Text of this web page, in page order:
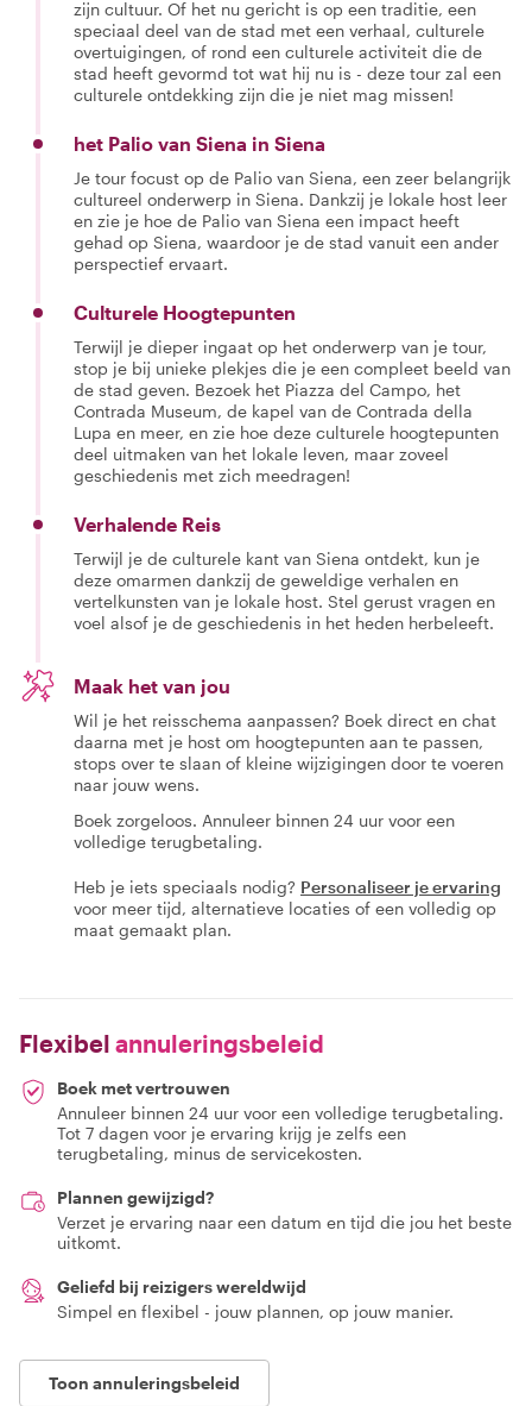
zijn cultuur. Of het nu gericht is op een traditie, een
speciaal deel van de stad met een verhaal, culturele
overtuigingen, of rond een culturele activiteit die de
stad heeft gevormd tot wat hij nu is - deze tour zal een
culturele ontdekking zijn die je niet mag missen!
het Palio van Siena in Siena
Je tour focust op de Palio van Siena, een zeer belangrijk
cultureel onderwerp in Siena. Dankzij je lokale host leer
en zie je hoe de Palio van Siena een impact heeft
gehad op Siena, waardoor je de stad vanuit een ander
perspectief ervaart.
Culturele Hoogtepunten
Terwijl je dieper ingaat op het onderwerp van je tour,
stop je bij unieke plekjes die je een compleet beeld van
de stad geven. Bezoek het Piazza del Campo, het
Contrada Museum, de kapel van de Contrada della
Lupa en meer, en zie hoe deze culturele hoogtepunten
deel uitmaken van het lokale leven, maar zoveel
geschiedenis met zich meedragen!
Verhalende Reis
Terwijl je de culturele kant van Siena ontdekt, kun je
deze omarmen dankzij de geweldige verhalen en
vertelkunsten van je lokale host. Stel gerust vragen en
voel alsof je de geschiedenis in het heden herbeleeft.
Maak het van jou
Wil je het reisschema aanpassen? Boek direct en chat
daarna met je host om hoogtepunten aan te passen,
stops over te slaan of kleine wijzigingen door te voeren
naar jouw wens.
Boek zorgeloos. Annuleer binnen 24 uur voor een
volledige terugbetaling.
Heb je iets speciaals nodig? Personaliseer je ervaring
voor meer tijd, alternatieve locaties of een volledig op
maat gemaakt plan.
Flexibel annuleringsbeleid
Boek met vertrouwen
Annuleer binnen 24 uur voor een volledige terugbetaling.
Tot 7 dagen voor je ervaring krijg je zelfs een
terugbetaling, minus de servicekosten.
Plannen gewijzigd?
Verzet je ervaring naar een datum en tijd die jou het beste
uitkomt.
Geliefd bij reizigers wereldwijd
Simpel en flexibel - jouw plannen, op jouw manier.
Toon annuleringsbeleid